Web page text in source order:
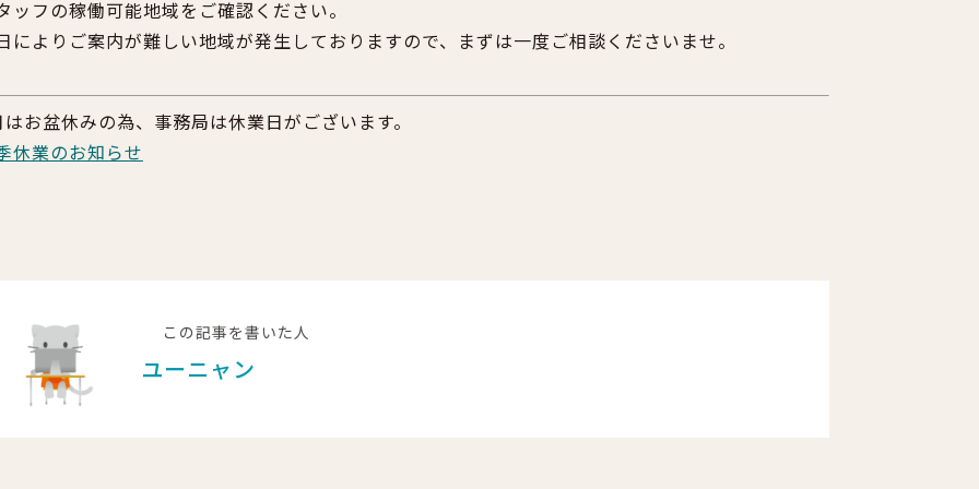
ッフの稼働可能地域をご確認ください。
によりご案内が難しい地域が発生しておりますので、まずは一度ご相談くださいませ。
お盆休みの為、事務局は休業日がございます。
休業のお知らせ
この記事を書いた人
ユーニャン